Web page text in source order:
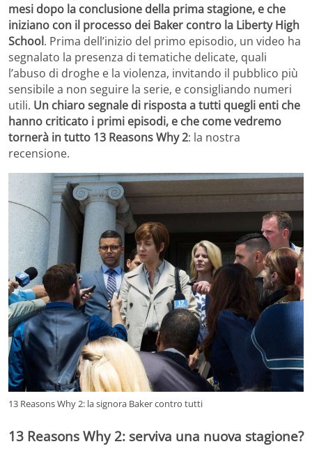
mesi dopo la conclusione della prima stagione, e che
iniziano con il processo dei Baker contro la Liberty High
School. Prima dell’inizio del primo episodio, un video ha
segnalato la presenza di tematiche delicate, quali
l’abuso di droghe e la violenza, invitando il pubblico più
sensibile a non seguire la serie, e consigliando numeri
utili. Un chiaro segnale di risposta a tutti quegli enti che
hanno criticato i primi episodi, e che come vedremo
tornerà in tutto 13 Reasons Why 2: la nostra
recensione.
13 Reasons Why 2: la signora Baker contro tutti
13 Reasons Why 2: serviva una nuova stagione?